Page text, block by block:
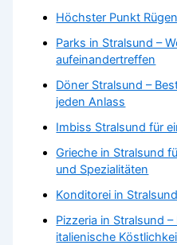
Höchster Punkt Rügen
Parks in Stralsund –
aufeinandertreffen
Döner Stralsund –
jeden Anlass
Imbiss Stralsund für
Grieche in Stralsund
und Spezialitäten
Konditorei in
Pizzeria in Stralsund
italienische